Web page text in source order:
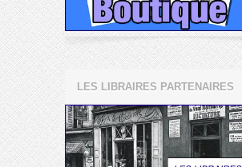
LES LIBRAIRES PARTENAIRES